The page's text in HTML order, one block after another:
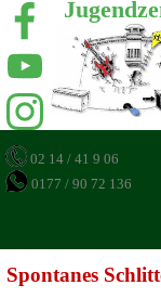
02 14 / 41 9 06
0177 / 90 72 136
Spontanes